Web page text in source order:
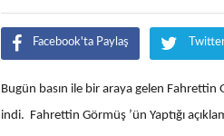
Facebook'ta Paylaş
Bugün basın ile bir araya gelen
indi. Fahrettin Görmüş ’ün Yaptığı